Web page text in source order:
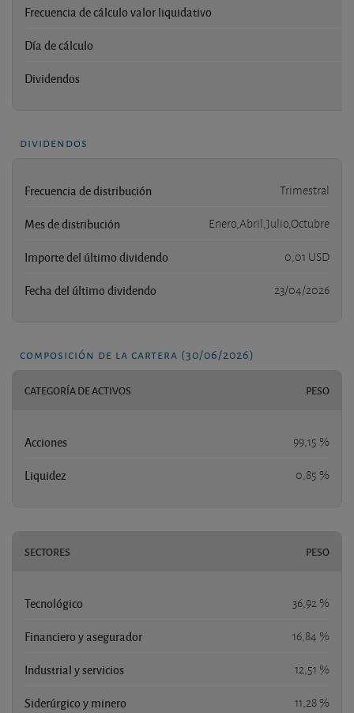
Frecuencia de cálculo valor liquidativo
Día de cálculo
Dividendos
dividendos
Frecuencia de distribución Trimestral
Mes de distribución Enero,Abril,Julio,Octubre
Importe del último dividendo 0,01 USD
Fecha del último dividendo 23/04/2026
composición de la cartera (30/06/2026)
CATEGORÍA DE ACTIVOS PESO
Acciones 99,15 %
Liquidez 0,85 %
SECTORES PESO
Tecnológico 36,92 %
Financiero y asegurador 16,84 %
Industrial y servicios 12,51 %
Siderúrgico y minero 11,28 %